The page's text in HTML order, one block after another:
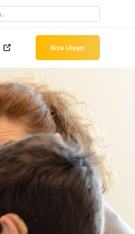
Bize Ulaşın